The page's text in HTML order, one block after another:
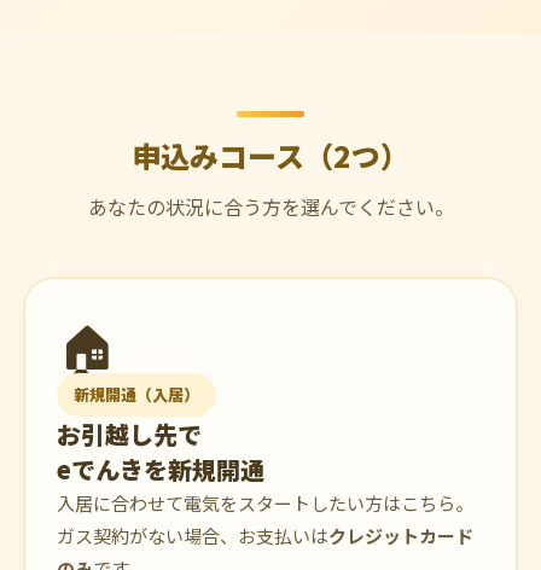
申込みコース（2つ）
あなたの状況に合う方を選んでください。
🏠
新規開通（入居）
お引越し先で
eでんきを新規開通
入居に合わせて電気をスタートしたい方はこちら。
ガス契約がない場合、お支払いはクレジットカード